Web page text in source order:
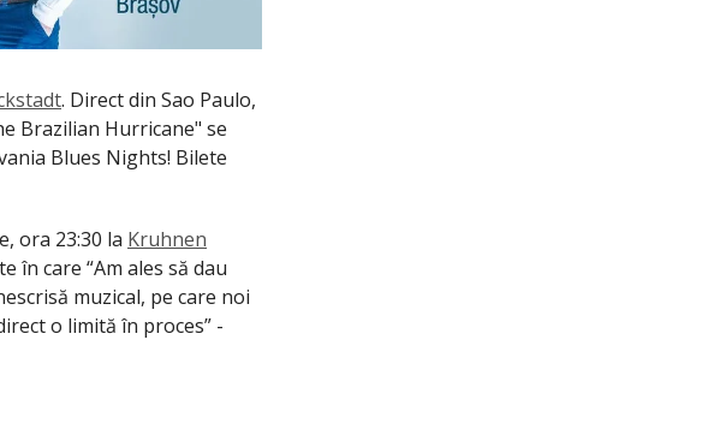
. Direct din Sao Paulo,
Brazilian Hurricane" se
Blues Nights! Bilete
ora 23:30 la Kruhnen
în care “Am ales să dau
muzical, pe care noi
o limită în proces” -